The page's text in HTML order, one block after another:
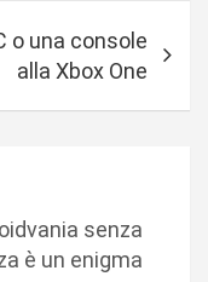
o una console
alla Xbox One
senza
è un enigma